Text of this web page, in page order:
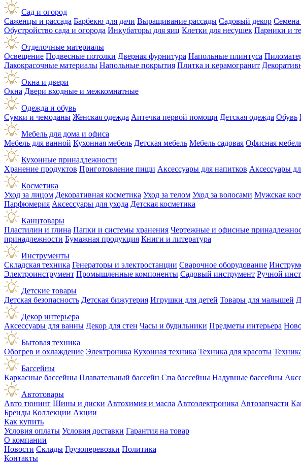
Сад и огород
Саженцы и рассада Барбекю для дачи Выращивание рассады Садовый декор
Обустройство сада и огорода Инкубаторы для яиц Клетки для несушек Парники и
Отделочные материалы
Освещение Подвесные потолки Дверная фурнитура Напольные плинтуса
Лакокрасочные материалы Напольные покрытия Плитка и керамогранит
Окна и двери
Окна Двери входные и межкомнатные
Одежда и обувь
Сумки и чемоданы Женская одежда Аптечка первой помощи Детская одежда Обувь
Мебель для дома и офиса
Мебель для ванной Кухонная мебель Детская мебель Мебель садовая Офисная
Кухонные принадлежности
Хранение продуктов Приготовление пищи Аксессуары для напитков Аксессуары
Косметика
Уход за лицом Декоративная косметика Уход за телом Уход за волосами Мужская
Парфюмерия Аксессуары для ухода Детская косметика
Канцтовары
Пластилин и глина Папки и системы хранения Чертежные и офисные
принадлежности Бумажная продукция Книги и литература
Инструменты
Складская техника Генераторы и электростанции Сварочное оборудование
Электроинструмент Промышленные компоненты Садовый инструмент Ручной
Детские товары
Детская безопасность Детская бижутерия Игрушки для детей Товары для малышей
Декор интерьера
Аксессуары для ванны Декор для стен Часы и будильники Предметы интерьера
Бытовая техника
Обогрев и охлаждение Электроника Кухонная техника Техника для красоты
Бассейны
Каркасные бассейны Плавательный бассейн Спа бассейны Надувные бассейны
Автотовары
Авто тюнинг Шины и диски Автохимия и масла Автоэлектроника Автозапчасти
Бренды Коллекции Акции
Как купить
Условия оплаты Условия доставки Гарантия на товар
О компании
Новости Склады Грузоперевозки Политика
Контакты